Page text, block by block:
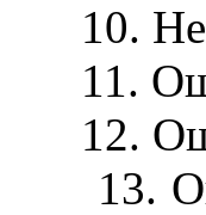
10.
11.
12.
13.